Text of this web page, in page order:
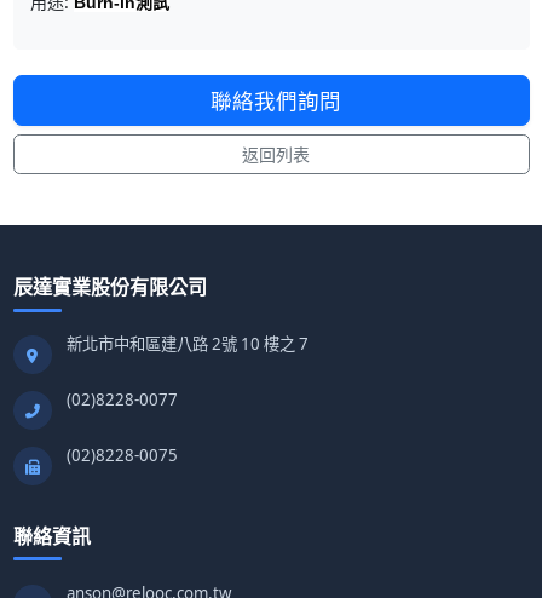
聯絡我們詢問
返回列表
辰達實業股份有限公司
新北市中和區建八路 2號 10 樓之 7
(02)8228-0077
(02)8228-0075
聯絡資訊
anson@relooc.com.tw